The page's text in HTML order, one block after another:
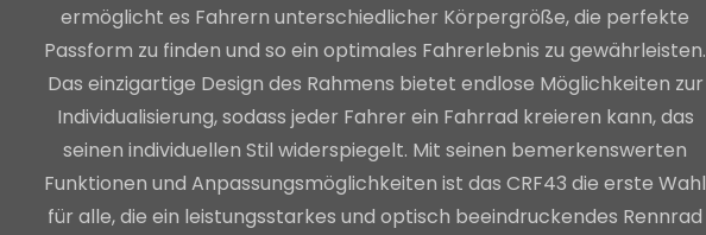
ermöglicht es Fahrern unterschiedlicher Körpergröße, die perfekte
Passform zu finden und so ein optimales Fahrerlebnis zu gewährleisten.
Das einzigartige Design des Rahmens bietet endlose Möglichkeiten zur
Individualisierung, sodass jeder Fahrer ein Fahrrad kreieren kann, das
seinen individuellen Stil widerspiegelt. Mit seinen bemerkenswerten
Funktionen und Anpassungsmöglichkeiten ist das CRF43 die erste Wahl
für alle, die ein leistungsstarkes und optisch beeindruckendes Rennrad